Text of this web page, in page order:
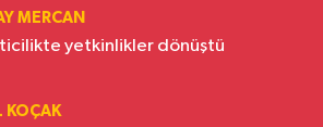
MERCAN
yetkinlikler dönüştü
KOÇAK